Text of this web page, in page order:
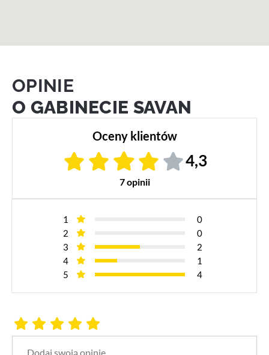
OPINIE
O GABINECIE SAVAN
Oceny klientów
4,3
7 opinii
1
0
2
0
3
2
4
1
5
4